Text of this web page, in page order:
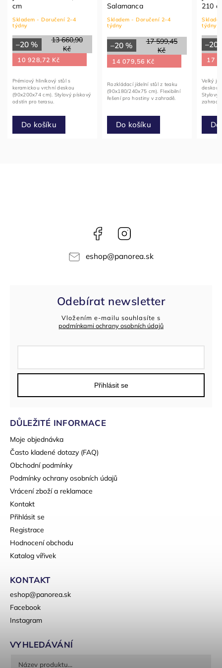
Skladem - Doručení 2–4
týdny
17 599,45
–20 %
14 079,56 Kč
Do košíku
Rozkládací jídelní stůl z teaku
(90x180/240x75 cm). Flexibilní
řešení pro hostiny v zahradě.
210 cm
Skladem - Doručení 2–4
týdny
22 378,95
–20 %
17 903,16 Kč
Do košíku
Velký jídelní stůl s bílou terrazzo
deskou a akáciovou podnoží.
Stylový středobod vaší moderní
zahrady.
Facebook
eshop@panorea.sk
Odebírat newsletter
Vložením e-mailu souhlasíte s
podmínkami ochrany osobních údajů
Přihlásit se
DŮLEŽITÉ INFORMACE
Moje objednávka
Často kladené dotazy (FAQ)
Obchodní podmínky
Podmínky ochrany osobních údajů
Vrácení zboží a reklamace
Kontakt
Přihlásit se
Registrace
Hodnocení obchodu
Katalog vířivek
KONTAKT
eshop@panorea.sk
Facebook
Instagram
VYHLEDÁVÁNÍ